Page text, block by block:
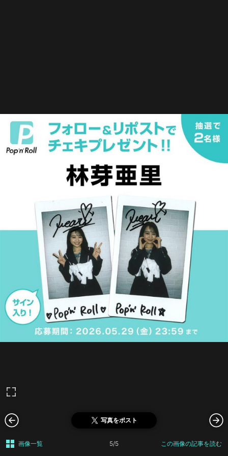
写真をポスト
画像一覧 5/5 この画像の記事を読む